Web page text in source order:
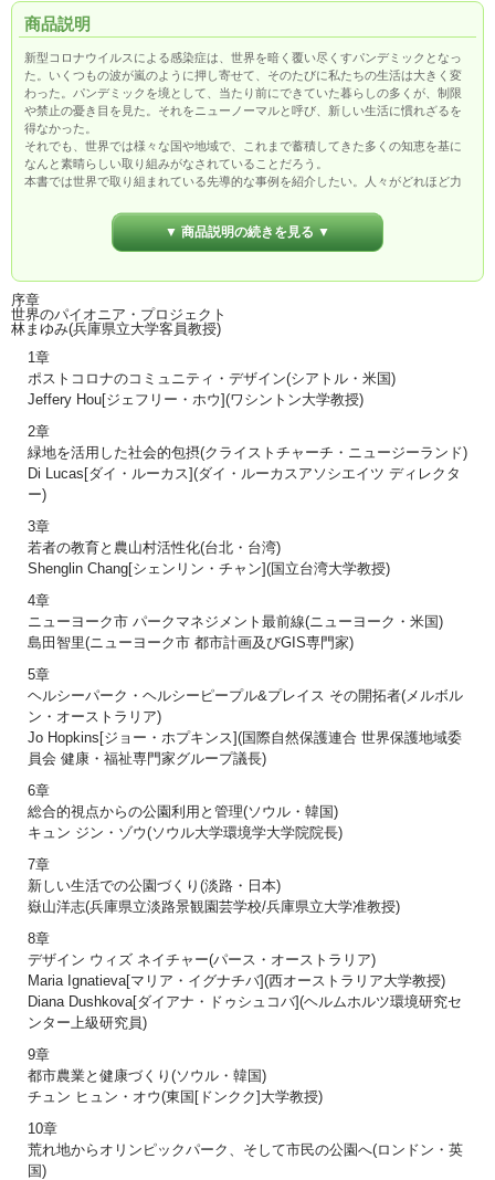
商品説明
新型コロナウイルスによる感染症は、世界を暗く覆い尽くすパンデミックとなっ
た。いくつもの波が嵐のように押し寄せて、そのたびに私たちの生活は大きく変
わった。パンデミックを境として、当たり前にできていた暮らしの多くが、制限
や禁止の憂き目を見た。それをニューノーマルと呼び、新しい生活に慣れざるを
得なかった。
それでも、世界では様々な国や地域で、これまで蓄積してきた多くの知恵を基に
なんと素晴らしい取り組みがなされていることだろう。
本書では世界で取り組まれている先導的な事例を紹介したい。人々がどれほど力
▼ 商品説明の続きを見る ▼
序章
世界のパイオニア・プロジェクト
林まゆみ(兵庫県立大学客員教授)
1章
ポストコロナのコミュニティ・デザイン(シアトル・米国)
Jeffery Hou[ジェフリー・ホウ](ワシントン大学教授)
2章
緑地を活用した社会的包摂(クライストチャーチ・ニュージーランド)
Di Lucas[ダイ・ルーカス](ダイ・ルーカスアソシエイツ ディレクタ
ー)
3章
若者の教育と農山村活性化(台北・台湾)
Shenglin Chang[シェンリン・チャン](国立台湾大学教授)
4章
ニューヨーク市 パークマネジメント最前線(ニューヨーク・米国)
島田智里(ニューヨーク市 都市計画及びGIS専門家)
5章
ヘルシーパーク・ヘルシーピープル&プレイス その開拓者(メルボル
ン・オーストラリア)
Jo Hopkins[ジョー・ホプキンス](国際自然保護連合 世界保護地域委
員会 健康・福祉専門家グループ議長)
6章
総合的視点からの公園利用と管理(ソウル・韓国)
キュン ジン・ゾウ(ソウル大学環境学大学院院長)
7章
新しい生活での公園づくり(淡路・日本)
嶽山洋志(兵庫県立淡路景観園芸学校/兵庫県立大学准教授)
8章
デザイン ウィズ ネイチャー(パース・オーストラリア)
Maria Ignatieva[マリア・イグナチバ](西オーストラリア大学教授)
Diana Dushkova[ダイアナ・ドゥシュコバ](ヘルムホルツ環境研究セ
ンター上級研究員)
9章
都市農業と健康づくり(ソウル・韓国)
チュン ヒュン・オウ(東国[ドンクク]大学教授)
10章
荒れ地からオリンピックパーク、そして市民の公園へ(ロンドン・英
国)